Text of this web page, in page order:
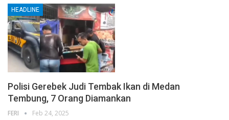
HEADLINE
Polisi Gerebek Judi Tembak Ikan di Medan
Tembung, 7 Orang Diamankan
FERI Feb 24, 2025